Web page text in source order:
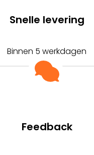
Snelle levering
Binnen 5 werkdagen
Feedback